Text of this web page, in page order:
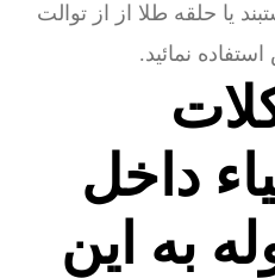
یا حلقه طلا از از توالت
نمائید.
داخل
به این